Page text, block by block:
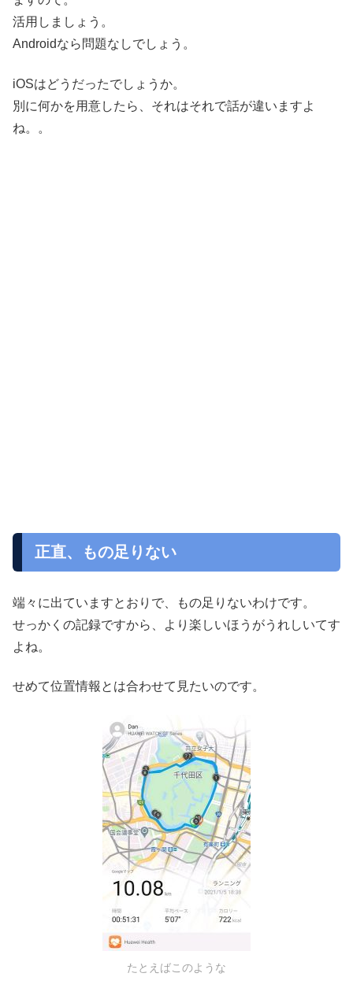
活用しましょう。
Androidなら問題なしでしょう。
iOSはどうだったでしょうか。
別に何かを用意したら、それはそれで話が違いますよ
ね。。
正直、もの足りない
端々に出ていますとおりで、もの足りないわけです。
せっかくの記録ですから、より楽しいほうがうれしいてす
よね。
せめて位置情報とは合わせて見たいのです。
たとえばこのような